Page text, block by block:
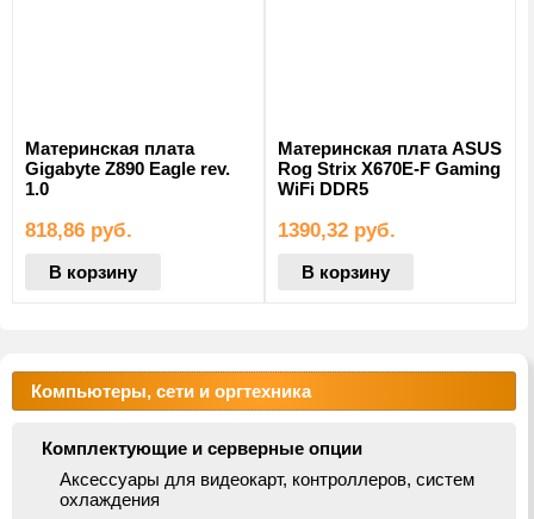
Материнская плата
Gigabyte Z890 Eagle rev.
1.0
818,86 руб.
В корзину
Материнская плата ASUS
Rog Strix X670E-F Gaming
WiFi DDR5
1390,32 руб.
В корзину
Компьютеры, сети и оргтехника
Комплектующие и серверные опции
Аксессуары для видеокарт, контроллеров, систем
охлаждения